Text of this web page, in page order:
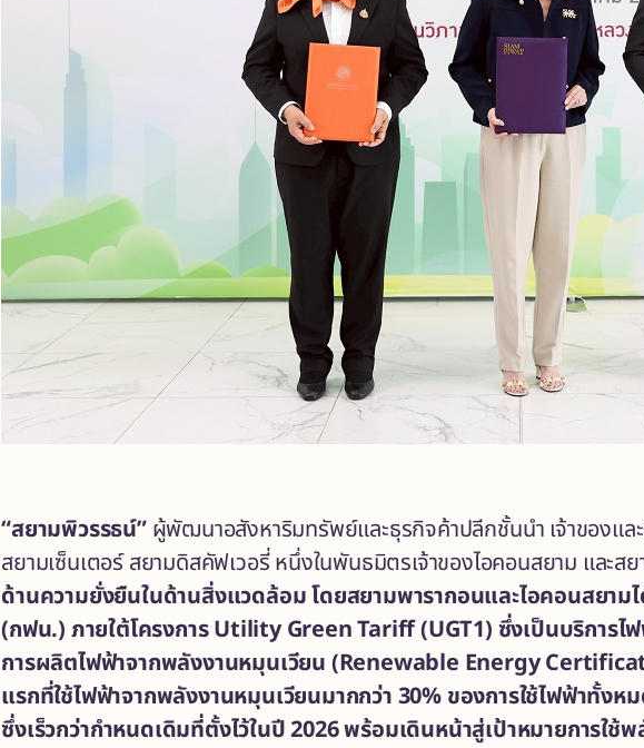
“สยามพิวรรธน์”ผู้พัฒนาอสังหาริมทรัพย์และธุรกิจค้าปลีกชั้นนำ เจ้าของแล
สยามเซ็นเตอร์ สยามดิสคัฟเวอรี่ หนึ่งในพันธมิตรเจ้าของไอคอนสยาม และส
ด้านความยั่งยืนในด้านสิ่งแวดล้อม โดยสยามพารากอนและไอคอนสยา
(กฟน.) ภายใต้โครงการ Utility Green Tariff (UGT1) ซึ่งเป็นบริการไ
การผลิตไฟฟ้าจากพลังงานหมุนเวียน (Renewable Energy
แรกที่ใช้ไฟฟ้าจากพลังงานหมุนเวียนมากกว่า 30% ของการใช้ไฟฟ้าทั้งห
ซึ่งเร็วกว่ากำหนดเดิมที่ตั้งไว้ในปี 2026 พร้อมเดินหน้าสู่เป้าหมายการใช้